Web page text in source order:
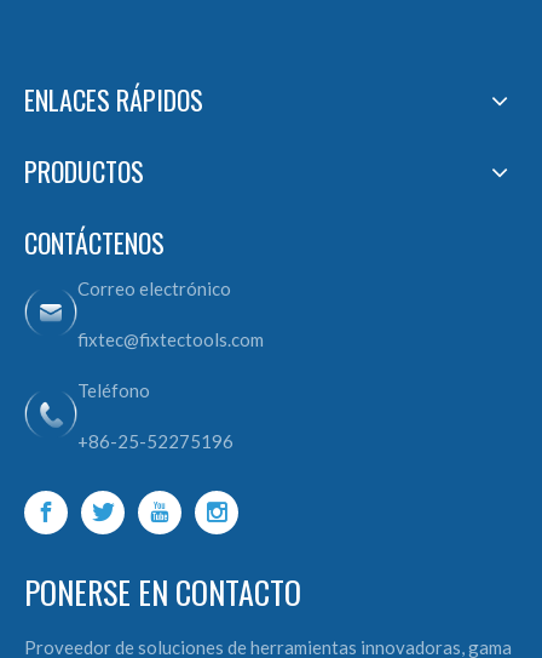
ENLACES RÁPIDOS
PRODUCTOS
CONTÁCTENOS
Correo electrónico
fixtec@fixtectools.com
Teléfono
+86-25-52275196
PONERSE EN CONTACTO
Proveedor de soluciones de herramientas innovadoras, gama